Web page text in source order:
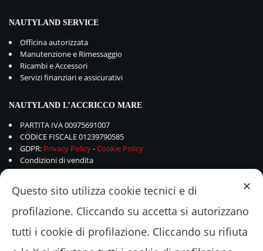
NAUTYLAND SERVICE
Officina autorizzata
Manutenzione e Rimessaggio
Ricambi e Accessori
Servizi finanziari e assicurativi
NAUTYLAND L’ACCRICCO MARE
PARTITA IVA 00975691007
CODICE FISCALE 01239790585
GDPR: Privacy Policy-Cookie Policy
Condizioni di vendita
✕
Questo sito utilizza cookie tecnici e di
profilazione. Cliccando su accetta si autorizzano
tutti i cookie di profilazione. Cliccando su rifiuta